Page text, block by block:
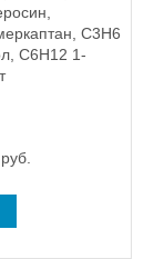
С3Н6
С6Н12 1-
руб.